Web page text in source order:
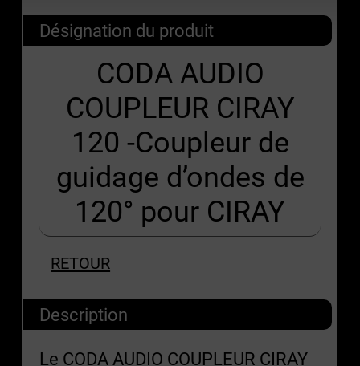
Désignation du produit
CODA AUDIO
COUPLEUR CIRAY
120 -Coupleur de
guidage d’ondes de
120° pour CIRAY
RETOUR
Description
Le CODA AUDIO COUPLEUR CIRAY